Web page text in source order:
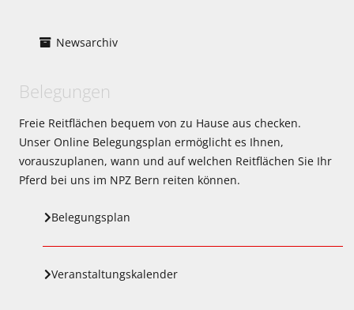
Newsarchiv
Belegungen
Freie Reitflächen bequem von zu Hause aus checken.
Unser Online Belegungsplan ermöglicht es Ihnen,
vorauszuplanen, wann und auf welchen Reitflächen Sie Ihr
Pferd bei uns im NPZ Bern reiten können.
Belegungsplan
Veranstaltungskalender